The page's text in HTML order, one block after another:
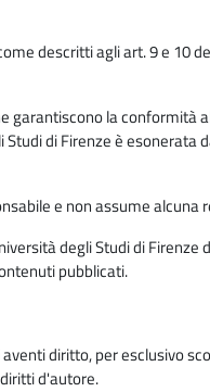
descritti agli art. 9 e 10
la conformità
di Firenze è
e non assume
degli Studi di Firenze
pubblicati.
diritto, per esclusivo
d'autore.